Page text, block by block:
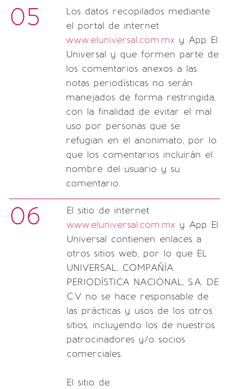
05
Los datos recopilados mediante
el portal de internet
www.eluniversal.com.mx y App El
Universal y que formen parte de
los comentarios anexos a las
notas periodísticas no serán
manejados de forma restringida,
con la finalidad de evitar el mal
uso por personas que se
refugian en el anonimato, por lo
que los comentarios incluirán el
nombre del usuario y su
comentario.
06
El sitio de internet
www.eluniversal.com.mx y App El
Universal contienen enlaces a
otros sitios web, por lo que EL
UNIVERSAL, COMPAÑÍA
PERIODÍSTICA NACIONAL, S.A. DE
C.V no se hace responsable de
las prácticas y usos de los otros
sitios, incluyendo los de nuestros
patrocinadores y/o socios
comerciales.
El sitio de